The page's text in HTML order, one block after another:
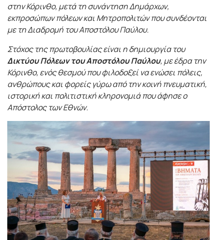
στην Κόρινθο, μετά τη συνάντηση Δημάρχων,
εκπροσώπων πόλεων και Μητροπολιτών που συνδέονται
με τη Διαδρομή του Αποστόλου Παύλου.
Στόχος της πρωτοβουλίας είναι η δημιουργία του
Δικτύου Πόλεων του Αποστόλου Παύλου, με έδρα την
Κόρινθο, ενός θεσμού που φιλοδοξεί να ενώσει πόλεις,
ανθρώπους και φορείς γύρω από την κοινή πνευματική,
ιστορική και πολιτιστική κληρονομιά που άφησε ο
Απόστολος των Εθνών.